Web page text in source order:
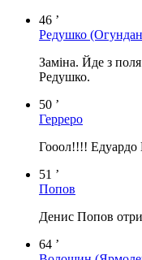
46 ’
Редушко
Заміна. Йде з
Редушко.
50 ’
Герреро
Гооол!!!! Едуардо
51 ’
Попов
Денис Попов
64 ’